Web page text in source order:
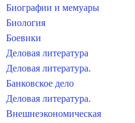
Биографии и мемуары
Биология
Боевики
Деловая литература
Деловая литература.
Банковское дело
Деловая литература.
Внешнеэкономическая